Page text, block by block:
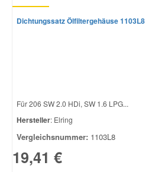
Dichtungssatz Ölfiltergehäuse 1103L8
Für 206 SW 2.0 HDi, SW 1.6 LPG...
Hersteller: Elring
Vergleichsnummer: 1103L8
19,41 €